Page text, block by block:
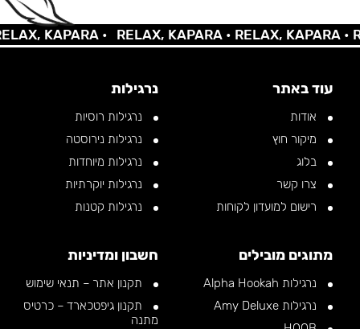
KAPARA • RELAX, KAPARA •RELAX, KAPARA •
עוד באתר
אודות
מיקור חוץ
בלוג
צרו קשר
רישום למועדון לקוחות
נרגילות
נרגילות רוסיות
נרגילות נירוסטה
נרגילות מיוחדות
נרגילות יוקרתיות
נרגילות קטנות
מתוגים מובילים
נרגילות Alpha Hookah
נרגילות Amy Deluxe
חשבון ומדיניות
תקנון אתר – תנאי שימוש
תקנון גיפטכארד – כרטיס
מתנה